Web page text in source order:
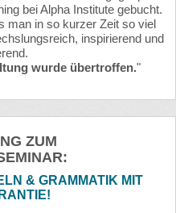
bei Alpha Institute gebucht.
man in so kurzer Zeit so viel
inspirierend und
wurde übertroffen."
ZUM
& GRAMMATIK MIT